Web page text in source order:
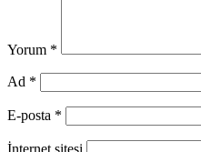
Yorum *
Ad *
E-posta *